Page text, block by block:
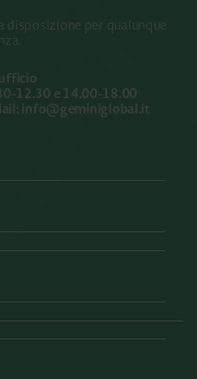
disposizione per qualunque
12.30 e 14.00-18.00
info@geminiglobal.it